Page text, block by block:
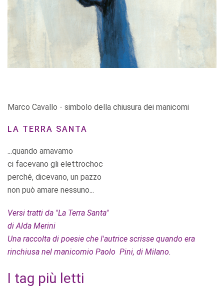
Marco Cavallo - simbolo della chiusura dei manicomi
LA TERRA SANTA
...quando amavamo
ci facevano gli elettrochoc
perché, dicevano, un pazzo
non può amare nessuno...
Versi tratti da "La Terra Santa"
di Alda Merini
Una raccolta di poesie che l'autrice scrisse quando era
rinchiusa nel manicomio Paolo Pini, di Milano.
I tag più letti